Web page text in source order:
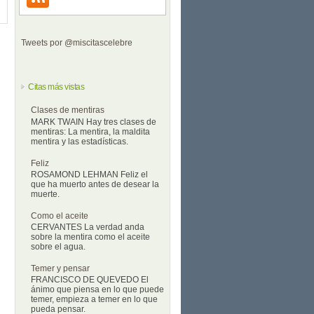
Tweets por @miscitascelebre
Citas más vistas
Clases de mentiras
MARK TWAIN Hay tres clases de
mentiras: La mentira, la maldita
mentira y las estadísticas.
Feliz
ROSAMOND LEHMAN Feliz el
que ha muerto antes de desear la
muerte.
Como el aceite
CERVANTES La verdad anda
sobre la mentira como el aceite
sobre el agua.
Temer y pensar
FRANCISCO DE QUEVEDO El
ánimo que piensa en lo que puede
temer, empieza a temer en lo que
pueda pensar.